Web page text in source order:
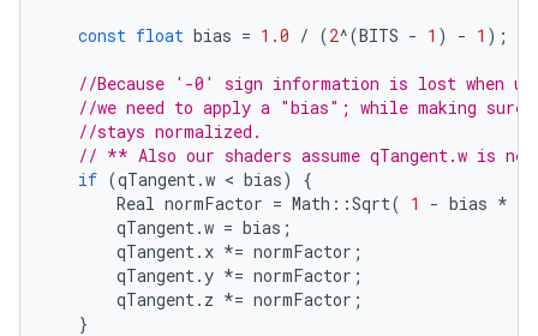
const float bias = 1.0 / (2^(BITS - 1 ) - 1 );
//Because '-0' sign information is lost when
//we need to apply a "bias"; while making sure
//stays normalized.
// ** Also our shaders assume qTangent.w is
if (qTangent .w < bias)
{
Real normFactor = Math ::Sqrt( 1 - bias *
qTangent .w = bias ;
qTangent . x *= normFactor ;
qTangent .y *= normFactor ;
qTangent . z *= normFactor ;
}